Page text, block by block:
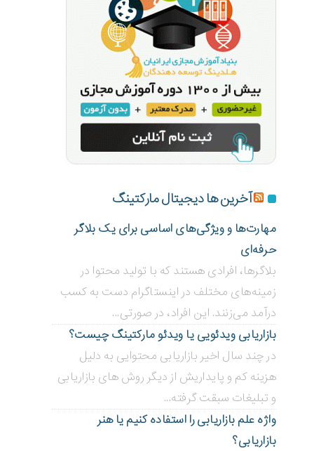
آخرین ها دیجیتال مارکتینگ
مهارت‌ها و ویژگی‌های اساسی برای یک بلاگر
حرفه‌ای
بلاگر‌ها، افرادی هستند که با تولید محتوا در
زمینه‌های مختلف در اینستاگرام دست به کسب
درآمد می‌زنند. این افراد، در صورتی...
بازاریابی ویدئویی ‌یا ویدئو مارکتینگ چیست؟
در چند سال اخیر بازاریابی محتوایی به دلیل
هزینه کم و پایداریش از دیگر روش های بازاریابی
و تبلیغات سبقت گرفته...
واژه علم بازاریابی را استفاده کنیم یا هنر
بازاریابی؟